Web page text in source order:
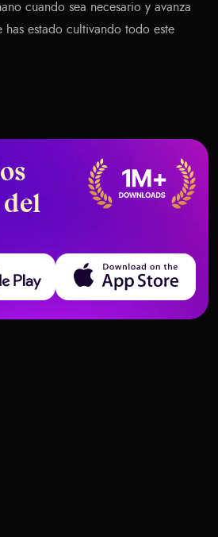
cuando sea necesario y avanza
estado cultivando todo este
Play Download on the App Store